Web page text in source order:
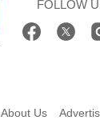
FOLLOW
About Us